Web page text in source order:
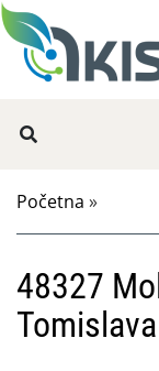
Početna »
48327